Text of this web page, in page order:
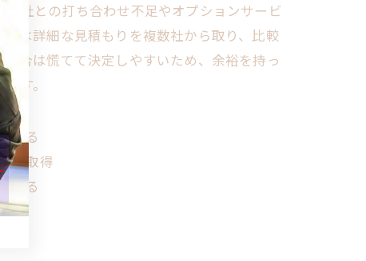
儀社との打ち合わせ不足やオプションサービ
には詳細な見積もりを複数社から取り、比較
合は慌てて決定しやすいため、余裕を持っ
す。
める
を取得
てる